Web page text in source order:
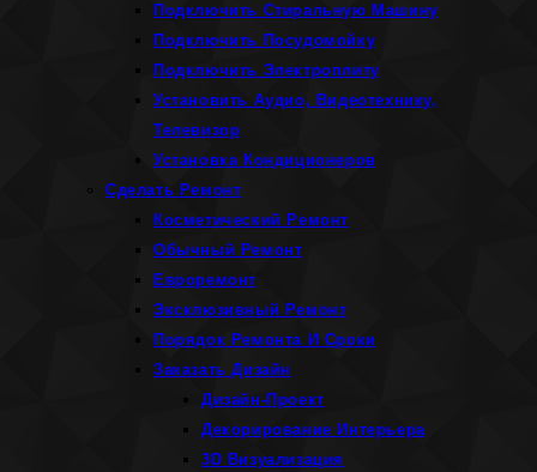
Подключить Стиральную Машину
Подключить Посудомойку
Подключить Электроплиту
Установить Аудио, Видеотехнику,
Телевизор
Установка Кондиционеров
Сделать Ремонт
Косметический Ремонт
Обычный Ремонт
Евроремонт
Эксклюзивный Ремонт
Порядок Ремонта И Сроки
Заказать Дизайн
Дизайн-Проект
Декорирование Интерьера
3D Визуализация